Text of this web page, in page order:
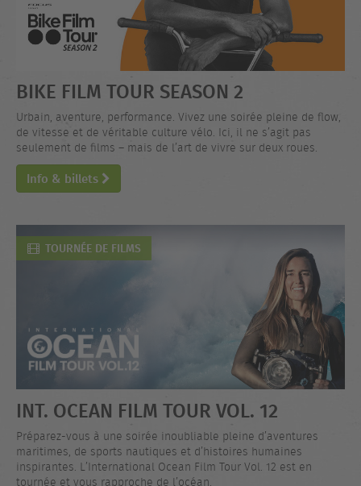
BIKE FILM TOUR SEASON 2
Urbain, aventure, performance. Vivez une soirée pleine de flow,
de vitesse et de véritable culture vélo. Ici, il ne s’agit pas
seulement de films – mais de l’art de vivre sur deux roues.
Info & billets
TOURNÉE DE FILMS
INT. OCEAN FILM TOUR VOL. 12
Préparez-vous à une soirée inoubliable pleine d’aventures
maritimes, de sports nautiques et d’histoires humaines
inspirantes. L’International Ocean Film Tour Vol. 12 est en
tournée et vous rapproche de l’océan.